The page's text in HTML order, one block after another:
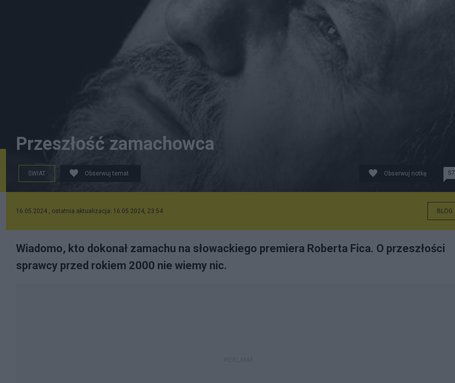
Przeszłość zamachowca
ŚWIAT Obserwuj temat Obserwuj notkę 57
16.05.2024 , ostatnia aktualizacja: 16.05.2024, 23:54 BLOG
Wiadomo, kto dokonał zamachu na słowackiego premiera Roberta Fica. O przeszłości
sprawcy przed rokiem 2000 nie wiemy nic.